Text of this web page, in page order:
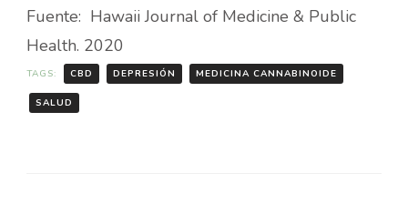
Fuente: Hawaii Journal of Medicine & Public
Health. 2020
TAGS: CBD DEPRESIÓN MEDICINA CANNABINOIDE
SALUD